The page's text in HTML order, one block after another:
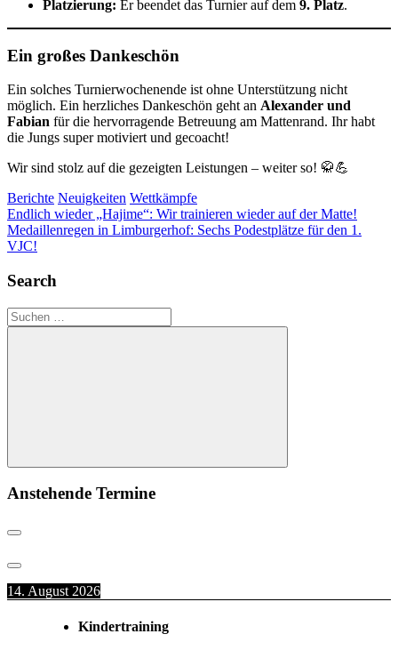
Platzierung: Er beendet das Turnier auf dem 9. Platz.
Ein großes Dankeschön
Ein solches Turnierwochenende ist ohne Unterstützung nicht
möglich. Ein herzliches Dankeschön geht an Alexander und
Fabian für die hervorragende Betreuung am Mattenrand. Ihr habt
die Jungs super motiviert und gecoacht!
Wir sind stolz auf die gezeigten Leistungen – weiter so! 🥋💪
Berichte Neuigkeiten Wettkämpfe
Beitragsnavigation
Vorheriger
Beitrag:
Endlich wieder „Hajime“: Wir trainieren wieder auf der Matte!
Nächster
Beitrag:
Medaillenregen in Limburgerhof: Sechs Podestplätze für den 1.
VJC!
Search
Suchen
nach:
Suchen
Anstehende Termine
14. August 2026
Kindertraining